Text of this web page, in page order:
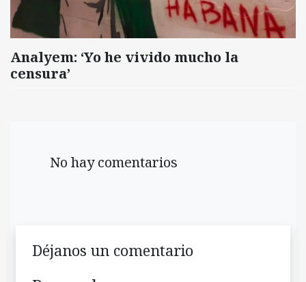
Analyem: ‘Yo he vivido mucho la
censura’
No hay comentarios
Déjanos un comentario